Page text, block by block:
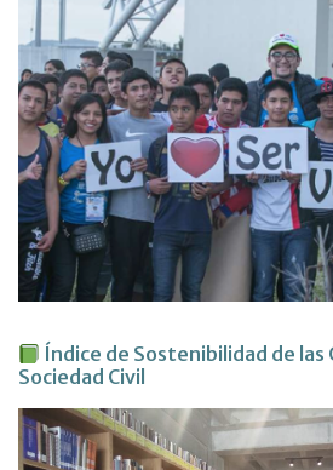
Índice de Sostenibilidad de las
Sociedad Civil